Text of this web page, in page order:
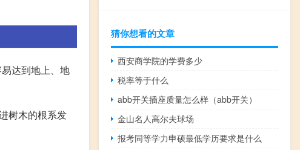
达到地上、地
树木的根系发
猜你想看的文章
西安商学院的学费多少
税率等于什么
abb开关插座质量怎么样（abb开关）
金山名人高尔夫球场
报考同等学力申硕最低学历要求是什么